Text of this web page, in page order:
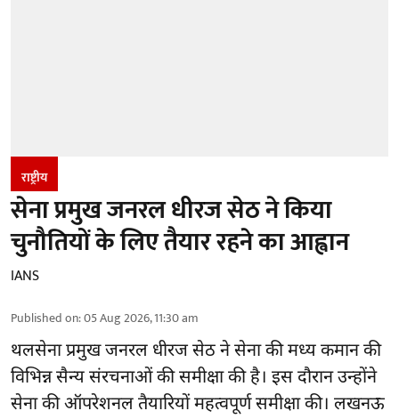
राष्ट्रीय
सेना प्रमुख जनरल धीरज सेठ ने किया
चुनौतियों के लिए तैयार रहने का आह्वान
IANS
Published on:05 Aug 2026, 11:30 am
थलसेना प्रमुख जनरल धीरज सेठ ने सेना की मध्य कमान की
विभिन्न सैन्य संरचनाओं की समीक्षा की है। इस दौरान उन्होंने
सेना की ऑपरेशनल तैयारियों महत्वपूर्ण समीक्षा की। लखनऊ